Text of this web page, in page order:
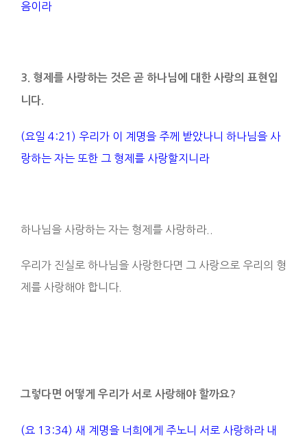
음이라
3. 형제를 사랑하는 것은 곧 하나님에 대한 사랑의 표현입
니다
(요일 4:21) 우리가 이 계명을 주께 받았나니 하나님을 사
랑하는 자는 또한 그 형제를 사랑할지니라
하나님을 사랑하는 자는 형제를 사랑하라..
우리가 진실로 하나님을 사랑한다면 그 사랑으로 우리의 형
제를 사랑해야 합니다.
그렇다면 어떻게 우리가 서로 사랑해야 할까요?
(요 13:34) 새 계명을 너희에게 주노니 서로 사랑하라 내